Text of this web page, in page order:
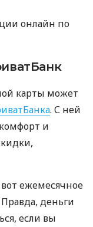
онлайн по
карты может
. С ней
и
ежемесячное
деньги
если вы